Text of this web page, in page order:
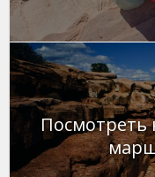
Посмотреть